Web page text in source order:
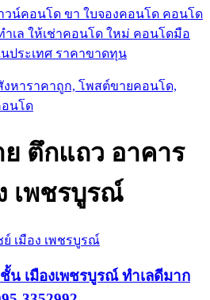
วน์คอนโด ขา ใบจองคอนโด คอนโด
เล ให้เช่าคอนโด ใหม่ คอนโดมือ
ประเทศ ราคาขาดทุน
งหาราคาถูก, โพสต์ขายคอนโด,
นโด
ตึกแถว อาคาร
เพชรบูรณ์
เมือง เพชรบูรณ์
เมืองเพชรบูรณ์ ทำเลดีมาก